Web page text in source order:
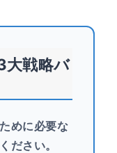
大戦略バ
めに必要な
ださい。